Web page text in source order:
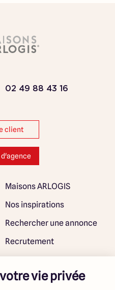
02 49 88 43 16
client
Maisons ARLOGIS
Nos inspirations
Rechercher une annonce
Recrutement